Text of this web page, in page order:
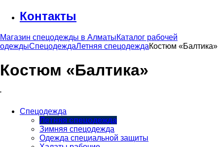
Контакты
Магазин спецодежды в АлматыКаталог рабочей
одеждыСпецодеждаЛетняя спецодеждаКостюм «Балтика»
Костюм «Балтика»
'
Спецодежда
Летняя спецодежда
Зимняя спецодежда
Одежда специальной защиты